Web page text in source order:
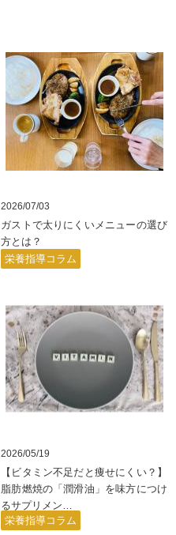
2026/07/03
ガストで太りにくいメニューの選び
方とは？
栄養指導コラム
2026/05/19
【ビタミン不足だと痩せにくい？】
脂肪燃焼の「潤滑油」を味方につけ
るサプリメン
栄養指導コラム